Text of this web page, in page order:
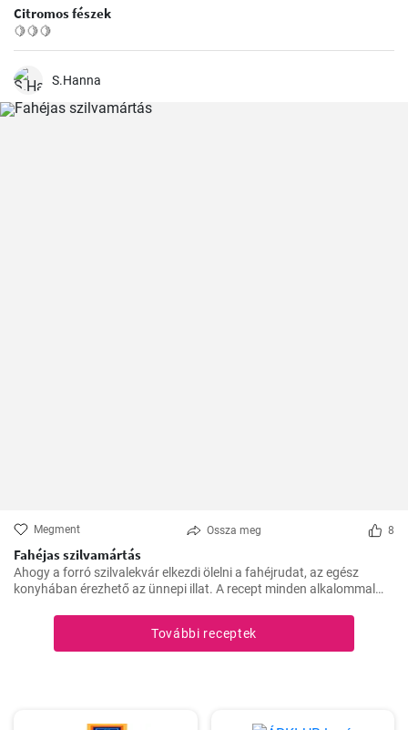
Citromos fészek
🍋🍋🍋
S.Hanna
Megment Ossza meg 8
Fahéjas szilvamártás
Ahogy a forró szilvalekvár elkezdi ölelni a fahéjrudat, az egész
konyhában érezhető az ünnepi illat. A recept minden alkalommal
örömmel fogadják ezt az egzotikus, mégis otthonos ízkompozíciót.
További receptek